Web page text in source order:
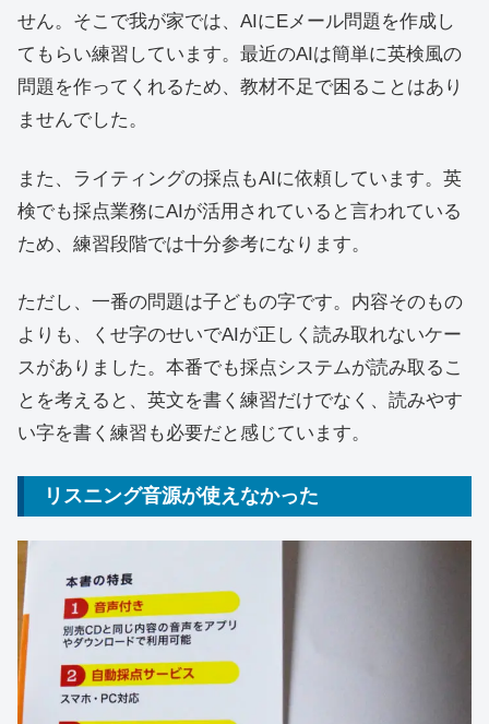
せん。そこで我が家では、AIにEメール問題を作成し
てもらい練習しています。最近のAIは簡単に英検風の
問題を作ってくれるため、教材不足で困ることはあり
ませんでした。
また、ライティングの採点もAIに依頼しています。英
検でも採点業務にAIが活用されていると言われている
ため、練習段階では十分参考になります。
ただし、一番の問題は子どもの字です。内容そのもの
よりも、くせ字のせいでAIが正しく読み取れないケー
スがありました。本番でも採点システムが読み取るこ
とを考えると、英文を書く練習だけでなく、読みやす
い字を書く練習も必要だと感じています。
リスニング音源が使えなかった